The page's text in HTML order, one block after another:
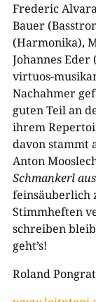
Frederic
Bauer
(Harmonika),
Johannes
virtuos-
Nachahmer
guten Teil an
ihrem
davon stammt
Anton
Schmankerl
feinsäuberlich
Stimmheften
schreiben
geht’s!
Roland